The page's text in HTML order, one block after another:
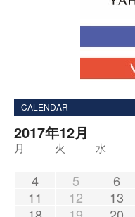
CALENDAR
2017年12月
月 火 水
4
5 6
11
12 13